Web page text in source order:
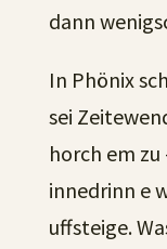
dann
In Phönix
sei
horch em
innedrinn e
uffsteige.